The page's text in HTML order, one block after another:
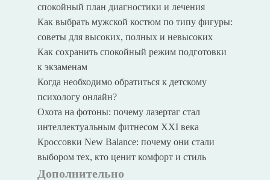
спокойный план диагностики и лечения
Как выбрать мужской костюм по типу фигуры:
советы для высоких, полных и невысоких
Как сохранить спокойный режим подготовки
к экзаменам
Когда необходимо обратиться к детскому
психологу онлайн?
Охота на фотоны: почему лазертаг стал
интеллектуальным фитнесом XXI века
Кроссовки New Balance: почему они стали
выбором тех, кто ценит комфорт и стиль
Дополнительно